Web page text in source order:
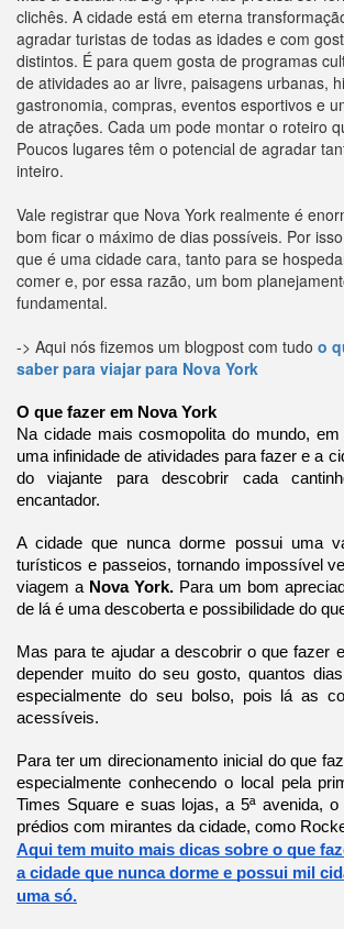
clichês. A cidade está em eterna
agradar turistas de todas as idades e com
distintos. É para quem gosta de programas
de atividades ao ar livre, paisagens urbanas,
gastronomia, compras, eventos esportivos e
de atrações. Cada um pode montar o roteiro
Poucos lugares têm o potencial de agradar
inteiro.
Vale registrar que Nova York realmente é
bom ficar o máximo de dias possíveis. Por
que é uma cidade cara, tanto para se
comer e, por essa razão, um bom
fundamental.
-> Aqui nós fizemos um blogpost com tudo o
saber para viajar para Nova York
O que fazer em Nova York
Na cidade mais cosmopolita do mundo, em
uma infinidade de atividades para fazer e a
do viajante para descobrir cada
encantador.
A cidade que nunca dorme possui uma
turísticos e passeios, tornando impossível
viagem a Nova York. Para um bom
de lá é uma descoberta e possibilidade do
Mas para te ajudar a descobrir o que fazer
depender muito do seu gosto, quantos
especialmente do seu bolso, pois lá as
acessíveis.
Para ter um direcionamento inicial do que
especialmente conhecendo o local pela
Times Square e suas lojas, a 5ª avenida,
prédios com mirantes da cidade, como
Aqui tem muito mais dicas sobre o que
a cidade que nunca dorme e possui mil
uma só.